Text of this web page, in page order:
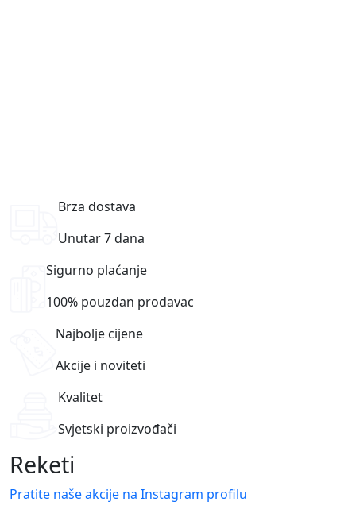
Brza dostava
Unutar 7 dana
Sigurno plaćanje
100% pouzdan prodavac
Najbolje cijene
Akcije i noviteti
Kvalitet
Svjetski proizvođači
Reketi
Pratite naše akcije na Instagram profilu